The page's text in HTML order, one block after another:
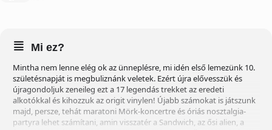
Mi ez?
Mintha nem lenne elég ok az ünneplésre, mi idén első lemezünk 10.
születésnapját is megbuliznánk veletek. Ezért újra elővesszük és
újragondoljuk zeneileg ezt a 17 legendás trekket az eredeti
alkotókkal és kihozzuk az origit vinylen! Újabb számokat is játszunk
majd, persze, tehát maratoni Mörk-koncertre és óriás nosztalgia-
partyra lehet számítani, amin visszatér a Sandwich, az ősi alien, a